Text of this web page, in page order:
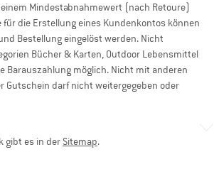
Mindestabnahmewert (nach Retoure)
für die Erstellung eines Kundenkontos können
Bestellung eingelöst werden. Nicht
Bücher & Karten, Outdoor Lebensmittel
Barauszahlung möglich. Nicht mit anderen
Gutschein darf nicht weitergegeben oder
gibt es in der Sitemap.